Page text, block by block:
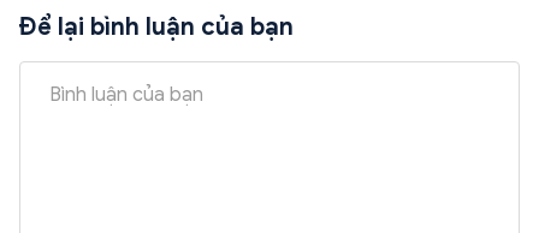
Để lại bình luận của bạn